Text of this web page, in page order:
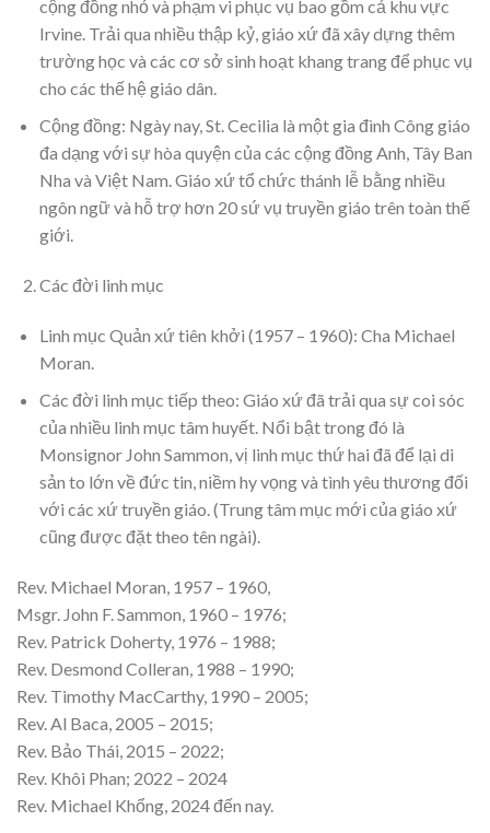
cộng đồng nhỏ và phạm vi phục vụ bao gồm cả khu vực
Irvine. Trải qua nhiều thập kỷ, giáo xứ đã xây dựng thêm
trường học và các cơ sở sinh hoạt khang trang để phục vụ
cho các thế hệ giáo dân.
Cộng đồng: Ngày nay, St. Cecilia là một gia đình Công giáo
đa dạng với sự hòa quyện của các cộng đồng Anh, Tây Ban
Nha và Việt Nam. Giáo xứ tổ chức thánh lễ bằng nhiều
ngôn ngữ và hỗ trợ hơn 20 sứ vụ truyền giáo trên toàn thế
giới.
Các đời linh mục
Linh mục Quản xứ tiên khởi (1957 – 1960): Cha Michael
Moran.
Các đời linh mục tiếp theo: Giáo xứ đã trải qua sự coi sóc
của nhiều linh mục tâm huyết. Nổi bật trong đó là
Monsignor John Sammon, vị linh mục thứ hai đã để lại di
sản to lớn về đức tin, niềm hy vọng và tình yêu thương đối
với các xứ truyền giáo. (Trung tâm mục mới của giáo xứ
cũng được đặt theo tên ngài).
Rev. Michael Moran, 1957 – 1960,
Msgr. John F. Sammon, 1960 – 1976;
Rev. Patrick Doherty, 1976 – 1988;
Rev. Desmond Colleran, 1988 – 1990;
Rev. Timothy MacCarthy, 1990 – 2005;
Rev. Al Baca, 2005 – 2015;
Rev. Bảo Thái, 2015 – 2022;
Rev. Khôi Phan; 2022 – 2024
Rev. Michael Khổng, 2024 đến nay.